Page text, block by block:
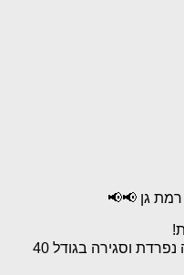
🌟 105 מטר בנוי + גינה עם כניסה נפרדת וסגירה בגודל 40